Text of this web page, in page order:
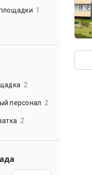
1
2
персонал 2
2